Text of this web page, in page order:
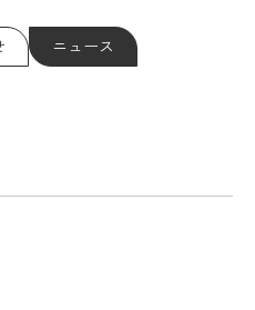
ニュース